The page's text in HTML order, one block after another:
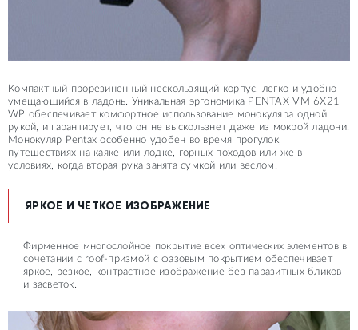
Компактный прорезиненный нескользящий корпус, легко и удобно
умещающийся в ладонь. Уникальная эргономика PENTAX VM 6X21
WP обеспечивает комфортное использование монокуляра одной
рукой, и гарантирует, что он не выскользнет даже из мокрой ладони.
Монокуляр Pentax особенно удобен во время прогулок,
путешествиях на каяке или лодке, горных походов или же в
условиях, когда вторая рука занята сумкой или веслом.
ЯРКОЕ И ЧЕТКОЕ ИЗОБРАЖЕНИЕ
Фирменное многослойное покрытие всех оптических элементов в
сочетании с roof-призмой с фазовым покрытием обеспечивает
яркое, резкое, контрастное изображение без паразитных бликов
и засветок.